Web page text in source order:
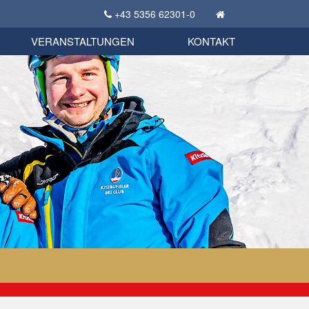
+43 5356 62301-0
KSC Sportgeschichte
Bekleidungsshop
VERANSTALTUNGEN KONTAKT